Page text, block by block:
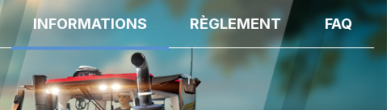
INFORMATIONS RÈGLEMENT FAQ